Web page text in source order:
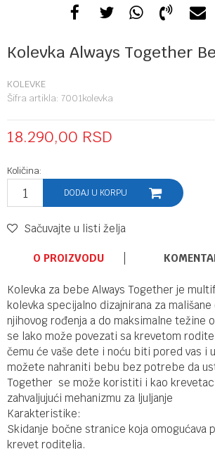
Kolevka Always Together
KOLEVKE
Šifra artikla: 7001kolevka
18.290,00 RSD
Količina:
DODAJ U KORPU
Sačuvajte u listi želja
O PROIZVODU
Kolevka za bebe Always Together je
kolevka specijalno dizajnirana za
njihovog rođenja a do maksimalne težine
se lako može povezati sa krevetom
čemu će vaše dete i noću biti pored vas i
možete nahraniti bebu bez potrebe da
Together se može koristiti i kao krevetac
zahvaljujući mehanizmu za ljuljanje
Karakteristike:
Skidanje bočne stranice koja omogućava
krevet roditelja.